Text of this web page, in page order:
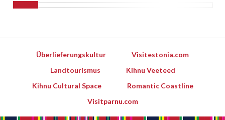
Überlieferungskultur
Visitestonia.com
Landtourismus
Kihnu Veeteed
Kihnu Cultural Space
Romantic Coastline
Visitparnu.com